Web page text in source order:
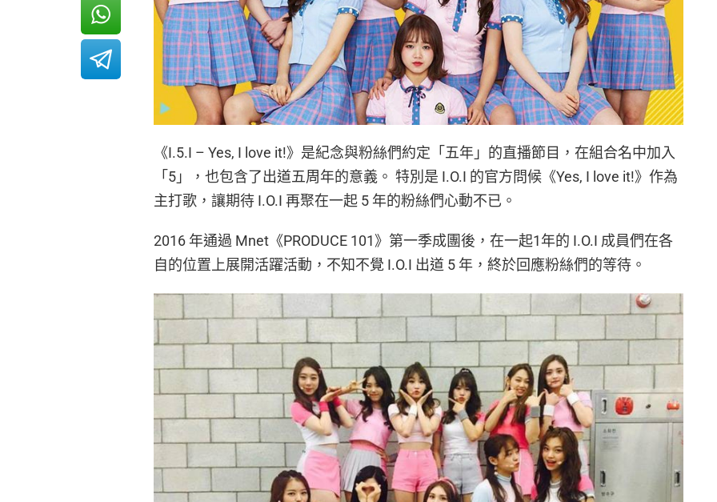
《I.5.I – Yes, I love it!》是紀念與粉絲們約定「五年」的直播節目，在組合名中加入
「5」，也包含了出道五周年的意義。 特別是 I.O.I 的官方問候《Yes, I love it!》作為
主打歌，讓期待 I.O.I 再聚在一起 5 年的粉絲們心動不已。
2016 年通過 Mnet《PRODUCE 101》第一季成團後，在一起1年的 I.O.I 成員們在各
自的位置上展開活躍活動，不知不覺 I.O.I 出道 5 年，終於回應粉絲們的等待。